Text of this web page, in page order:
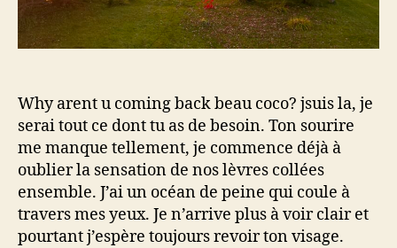
Why arent u coming back beau coco? jsuis la, je
serai tout ce dont tu as de besoin. Ton sourire
me manque tellement, je commence déjà à
oublier la sensation de nos lèvres collées
ensemble. J’ai un océan de peine qui coule à
travers mes yeux. Je n’arrive plus à voir clair et
pourtant j’espère toujours revoir ton visage.